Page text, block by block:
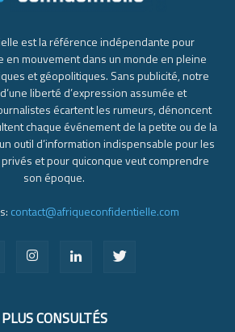
est la référence indépendante pour
en mouvement dans un monde en pleine
et géopolitiques. Sans publicité, notre
liberté d’expression assumée et
écartent les rumeurs, dénoncent
chaque événement de la petite ou de la
outil d’information indispensable pour les
et pour quiconque veut comprendre
son époque.
contact@afriqueconfidentielle.com
CONSULTÉS